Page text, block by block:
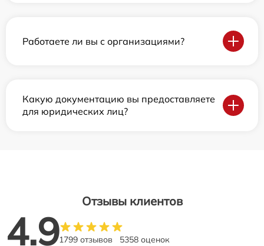
Работаете ли вы с организациями?
Какую документацию вы предоставляете
для юридических лиц?
Отзывы клиентов
4.91799 отзывов 5358 оценок